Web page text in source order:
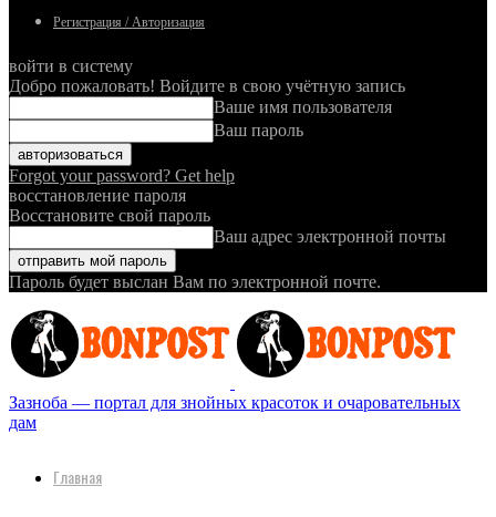
Регистрация / Авторизация
войти в систему
Добро пожаловать! Войдите в свою учётную запись
Ваше имя пользователя
Ваш пароль
Forgot your password? Get help
восстановление пароля
Восстановите свой пароль
Ваш адрес электронной почты
Пароль будет выслан Вам по электронной почте.
Зазноба — портал для знойных красоток и очаровательных
дам
Главная